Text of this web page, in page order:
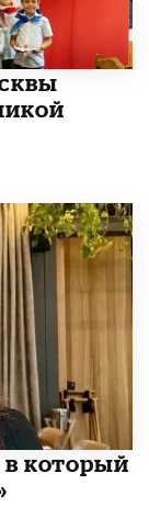
в который